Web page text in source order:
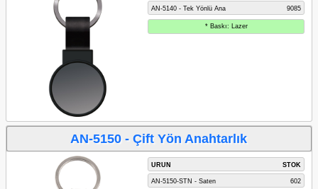
AN-5140 - Tek Yönlü Ana 9085
* Baskı: Lazer
AN-5150 - Çift Yön Anahtarlık
URUN STOK
AN-5150-STN - Saten 602